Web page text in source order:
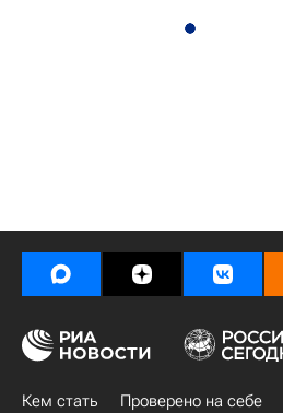
Кем стать Проверено на себе